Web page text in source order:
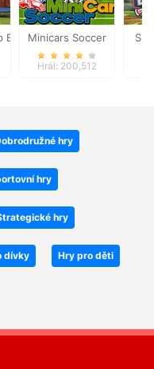
Baahmy Golf
Minicars Soccer
Hrál: 200,512
hry
hry
hry
dívky Hry pro děti